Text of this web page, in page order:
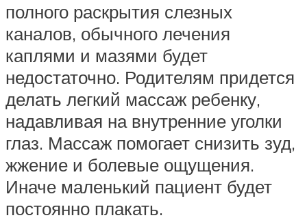
полного раскрытия слезных
каналов, обычного лечения
каплями и мазями будет
недостаточно. Родителям придется
делать легкий массаж ребенку,
надавливая на внутренние уголки
глаз. Массаж помогает снизить зуд,
жжение и болевые ощущения.
Иначе маленький пациент будет
постоянно плакать.